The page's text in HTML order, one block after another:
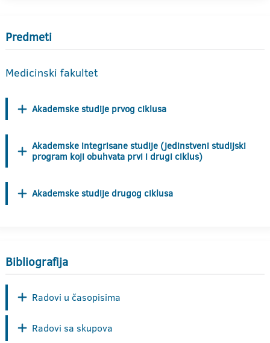
Predmeti
Medicinski fakultet
Akademske studije prvog ciklusa
Akademske integrisane studije (jedinstveni studijski
program koji obuhvata prvi i drugi ciklus)
Akademske studije drugog ciklusa
Bibliografija
Radovi u časopisima
Radovi sa skupova